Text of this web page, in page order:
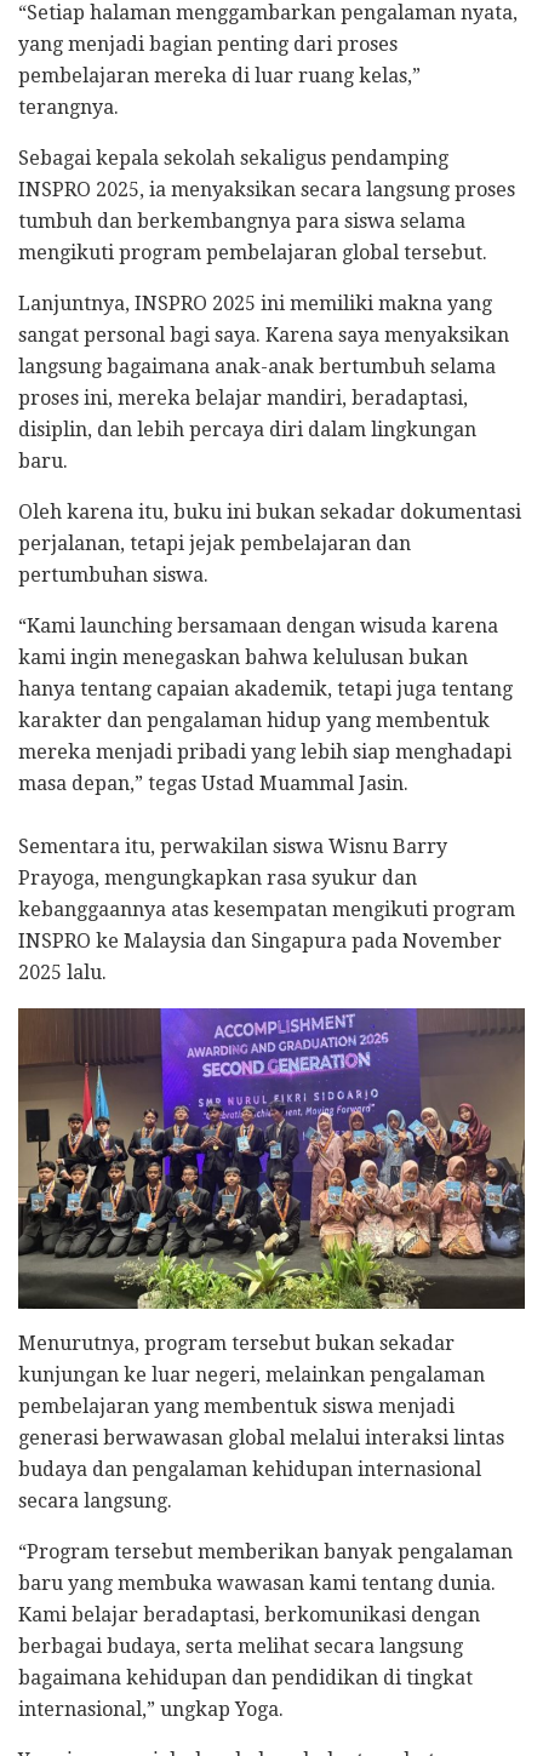
“Setiap halaman menggambarkan pengalaman nyata,
yang menjadi bagian penting dari proses
pembelajaran mereka di luar ruang kelas,”
terangnya.
Sebagai kepala sekolah sekaligus pendamping
INSPRO 2025, ia menyaksikan secara langsung proses
tumbuh dan berkembangnya para siswa selama
mengikuti program pembelajaran global tersebut.
Lanjuntnya, INSPRO 2025 ini memiliki makna yang
sangat personal bagi saya. Karena saya menyaksikan
langsung bagaimana anak-anak bertumbuh selama
proses ini, mereka belajar mandiri, beradaptasi,
disiplin, dan lebih percaya diri dalam lingkungan
baru.
Oleh karena itu, buku ini bukan sekadar dokumentasi
perjalanan, tetapi jejak pembelajaran dan
pertumbuhan siswa.
“Kami launching bersamaan dengan wisuda karena
kami ingin menegaskan bahwa kelulusan bukan
hanya tentang capaian akademik, tetapi juga tentang
karakter dan pengalaman hidup yang membentuk
mereka menjadi pribadi yang lebih siap menghadapi
masa depan,” tegas Ustad Muammal Jasin.
Sementara itu, perwakilan siswa Wisnu Barry
Prayoga, mengungkapkan rasa syukur dan
kebanggaannya atas kesempatan mengikuti program
INSPRO ke Malaysia dan Singapura pada November
2025 lalu.
Menurutnya, program tersebut bukan sekadar
kunjungan ke luar negeri, melainkan pengalaman
pembelajaran yang membentuk siswa menjadi
generasi berwawasan global melalui interaksi lintas
budaya dan pengalaman kehidupan internasional
secara langsung.
“Program tersebut memberikan banyak pengalaman
baru yang membuka wawasan kami tentang dunia.
Kami belajar beradaptasi, berkomunikasi dengan
berbagai budaya, serta melihat secara langsung
bagaimana kehidupan dan pendidikan di tingkat
internasional,” ungkap Yoga.